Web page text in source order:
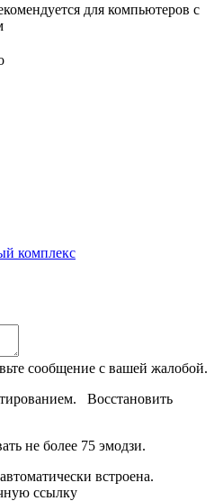
для компьютеров с
комплекс
сообщение с вашей жалобой.
Восстановить
не более 75 эмодзи.
встроена.
ссылку